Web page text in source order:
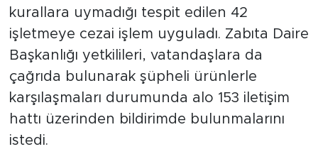
kurallara uymadığı tespit edilen 42
işletmeye cezai işlem uyguladı. Zabıta Daire
Başkanlığı yetkilileri, vatandaşlara da
çağrıda bulunarak şüpheli ürünlerle
karşılaşmaları durumunda alo 153 iletişim
hattı üzerinden bildirimde bulunmalarını
istedi.